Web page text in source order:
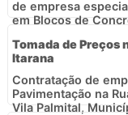
de empresa
em Blocos de
Tomada de Preços
Itarana
Contratação de
Pavimentação na
Vila Palmital,